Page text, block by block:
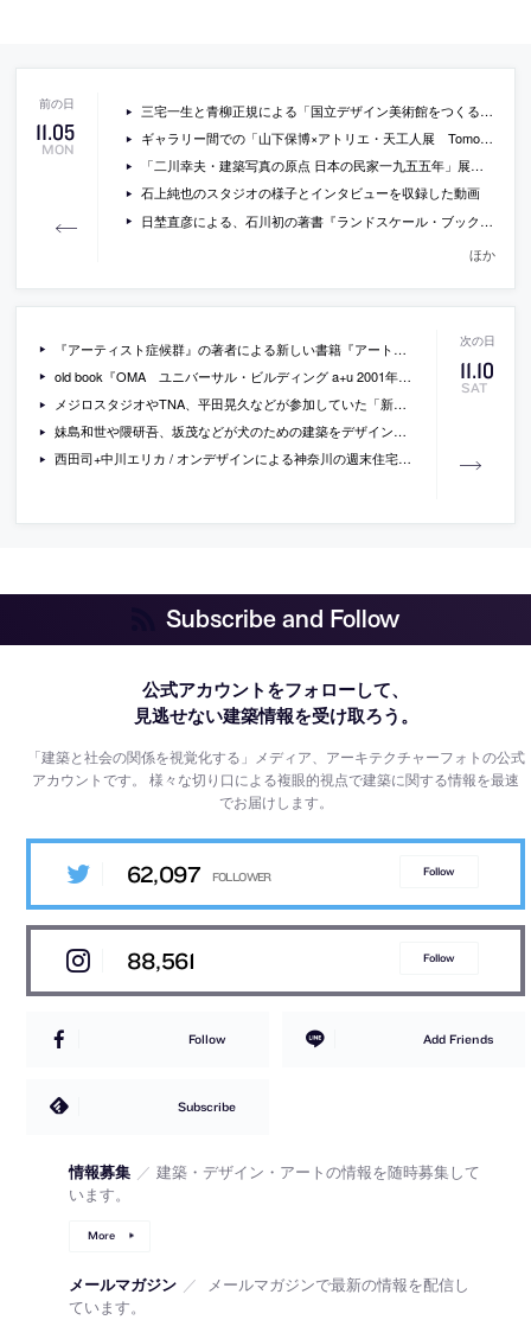
11.05
MON
三宅一生と青柳正規による「国立デザイン美術館をつくる会」のウェブサイト
ギャラリー間での「山下保博×アトリエ・天工人展 Tomorrow－建築の冒険－」展の新しい会場写真
「二川幸夫・建築写真の原点 日本の民家一九五五年」展が汐留ミュージアムで開催[2013/1/12-3/24]
石上純也のスタジオの様子とインタビューを収録した動画
日埜直彦による、石川初の著書『ランドスケール・ブック──地上へのまなざし』のレビュー
ほか
11.10
SAT
『アーティスト症候群』の著者による新しい書籍『アート・ヒステリー なんでもかんでもアートな国・ニッポン』
old book『OMA ユニバーサル・ビルディング a+u 2001年1月号』
メジロスタジオやTNA、平田晃久などが参加していた「新しい建築の楽しさ」展での講演会の記録
妹島和世や隈研吾、坂茂などが犬のための建築をデザインしている「architecture for dogs」の作品写真
西田司+中川エリカ / オンデザインによる神奈川の週末住宅「村、その地図の描き方」の写真
Subscribe and Follow
公式アカウントをフォローして、
見逃せない建築情報を受け取ろう。
「建築と社会の関係を視覚化する」メディア、アーキテクチャーフォトの公式
アカウントです。様々な切り口による複眼的視点で建築に関する情報を最速
でお届けします。
62,097 Follow
88,561 Follow
Follow Add Friends
Subscribe
情報募集 ／ 建築・デザイン・アートの情報を随時募集して
います。
More
メールマガジン ／
メールマガジンで最新の情報を配信し
ています。